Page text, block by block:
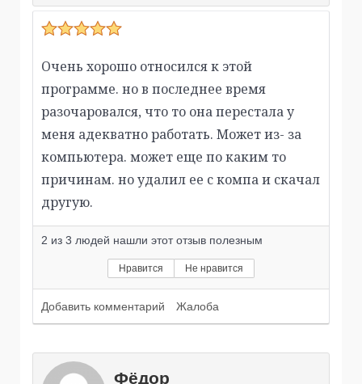
Очень хорошо относился к этой
программе. но в последнее время
разочаровался, что то она перестала у
меня адекватно работать. Может из- за
компьютера. может еще по каким то
причинам. но удалил ее с компа и скачал
другую.
2 из 3 людей нашли этот отзыв полезным
Нравится Не нравится
Добавить комментарий Жалоба
Фёдор